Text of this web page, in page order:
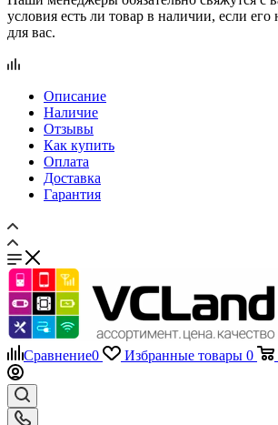
Описание
Оплата
Доставка
Гарантия
Сравнение 0 Избранные товары
Телефоны
+7 495 135-39-43